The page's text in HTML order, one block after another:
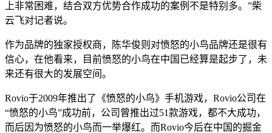
上非常困难，结合双方优势合作成功的案例不是特别多。”柴
云飞对记者说。
作为品牌的独家授权商，陈华俊则对愤怒的小鸟品牌还是很有
信心，在他看来，目前愤怒的小鸟在中国已经算是起步了，未
来还有很大的发展空间。
Rovio于2009年推出了《愤怒的小鸟》手机游戏，Rovio公司在
“愤怒的小鸟”成功前，公司曾推出过51款游戏，都不大成功，
而后因为愤怒的小鸟而一举爆红。而Rovio今后在中国的掘金